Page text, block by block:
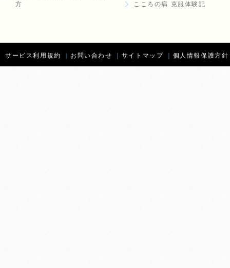
方
こころの病 克服体験記
サービス利用規約 お問い合わせ サイトマップ 個人情報保護方針